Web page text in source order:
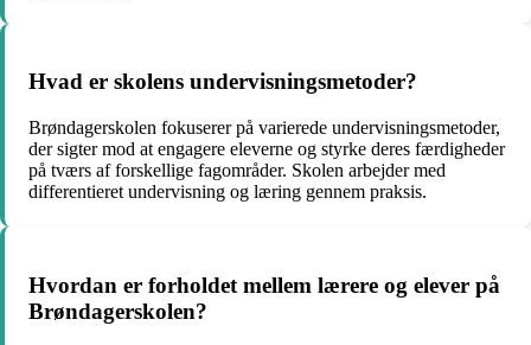
Hvad er skolens undervisningsmetoder?
Brøndagerskolen fokuserer på varierede undervisningsmetoder,
der sigter mod at engagere eleverne og styrke deres færdigheder
på tværs af forskellige fagområder. Skolen arbejder med
differentieret undervisning og læring gennem praksis.
Hvordan er forholdet mellem lærere og elever på
Brøndagerskolen?